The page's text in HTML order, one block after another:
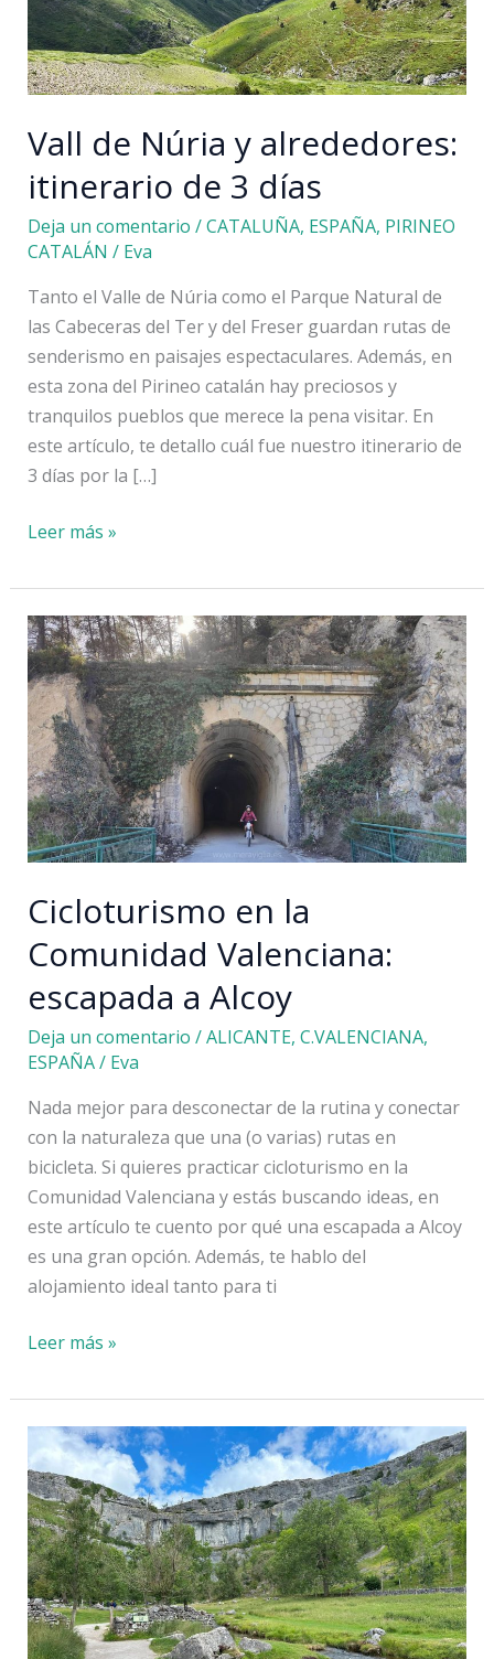
Vall de Núria y alrededores:
itinerario de 3 días
Deja un comentario /CATALUÑA, ESPAÑA, PIRINEO
CATALÁN / Eva
Tanto el Valle de Núria como el Parque Natural de
las Cabeceras del Ter y del Freser guardan rutas de
senderismo en paisajes espectaculares. Además, en
esta zona del Pirineo catalán hay preciosos y
tranquilos pueblos que merece la pena visitar. En
este artículo, te detallo cuál fue nuestro itinerario de
3 días por la […]
Vall
Núria
y
alrededores:
itinerario
de
3
días
Leer más »
Cicloturismo en la
Comunidad Valenciana:
escapada a Alcoy
Deja un comentario /ALICANTE, C.VALENCIANA,
ESPAÑA/ Eva
Nada mejor para desconectar de la rutina y conectar
con la naturaleza que una (o varias) rutas en
bicicleta. Si quieres practicar cicloturismo en la
Comunidad Valenciana y estás buscando ideas, en
este artículo te cuento por qué una escapada a Alcoy
es una gran opción. Además, te hablo del
alojamiento ideal tanto para ti
Cicloturismo
la
Comunidad
Valenciana:
escapada
a
Alcoy
Leer más »